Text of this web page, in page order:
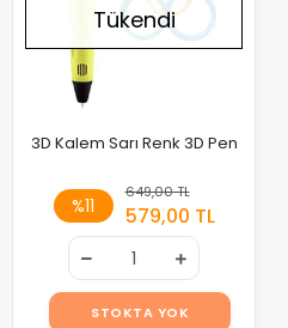
Tükendi
3D Kalem Sarı Renk 3D Pen
%11
649,00 TL
579,00 TL
STOKTA YOK